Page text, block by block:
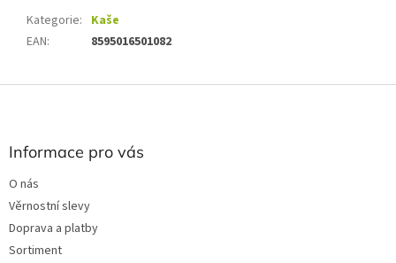
Kategorie: Kaše
EAN: 8595016501082
Z
Informace pro vás
O nás
Věrnostní slevy
Doprava a platby
Sortiment